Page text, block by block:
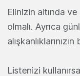
Elinizin altında
olmalı. Ayrıca
Listenizi